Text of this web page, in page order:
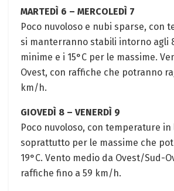
MARTEDÌ 6 – MERCOLEDÌ 7
Poco nuvoloso e nubi sparse, con
si manterranno stabili intorno agli
minime e i 15°C per le massime.
Ovest, con raffiche che potranno
km/h.
GIOVEDÌ 8 – VENERDÌ 9
Poco nuvoloso, con temperature in
soprattutto per le massime che
19°C. Vento medio da Ovest/Sud-
raffiche fino a 59 km/h.